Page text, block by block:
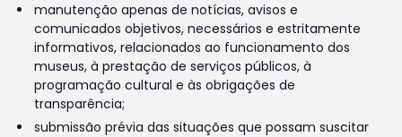
manutenção apenas de notícias, avisos e
comunicados objetivos, necessários e estritamente
informativos, relacionados ao funcionamento dos
museus, à prestação de serviços públicos, à
programação cultural e às obrigações de
transparência;
submissão prévia das situações que possam suscitar